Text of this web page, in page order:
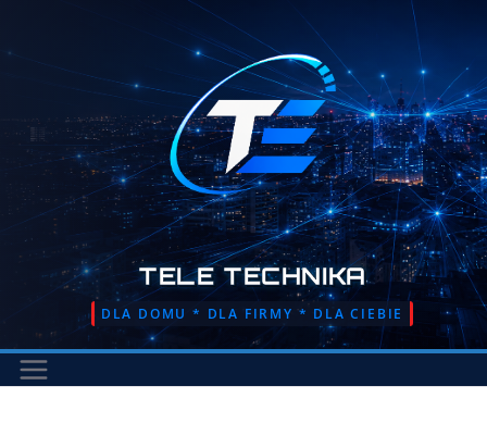
TELE TECHNIKA
DLA DOMU * DLA FIRMY * DLA CIEBIE